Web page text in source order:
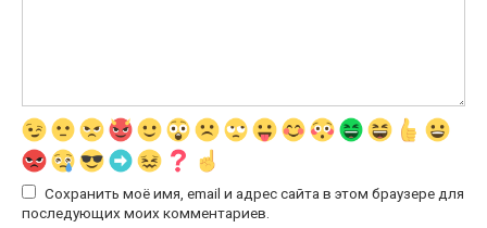
Сохранить моё имя, email и адрес сайта в этом браузере для
последующих моих комментариев.